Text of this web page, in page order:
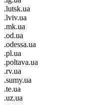
.lutsk.ua
.lviv.ua
.mk.ua
.od.ua
.odessa.ua
.pl.ua
.poltava.ua
.rv.ua
.sumy.ua
.te.ua
.uz.ua